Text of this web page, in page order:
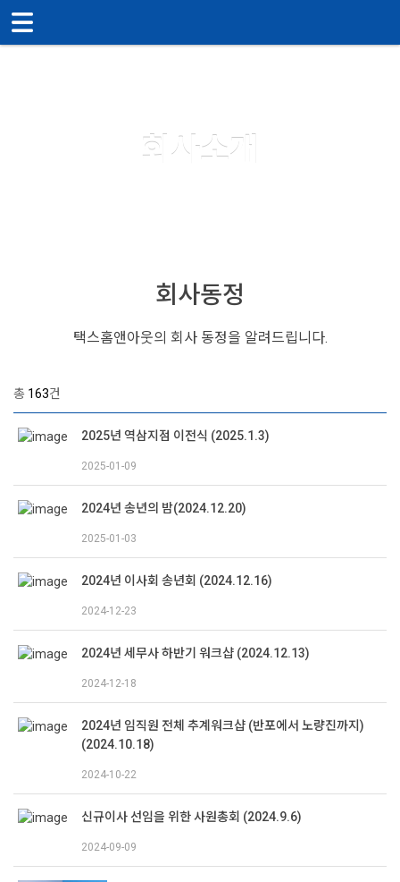
회사소개
회사동정
택스홈앤아웃의 회사 동정을 알려드립니다.
총 163건
2025년 역삼지점 이전식 (2025.1.3)
2025-01-09
2024년 송년의 밤(2024.12.20)
2025-01-03
2024년 이사회 송년회 (2024.12.16)
2024-12-23
2024년 세무사 하반기 워크샵 (2024.12.13)
2024-12-18
2024년 임직원 전체 추계워크샵 (반포에서 노량진까지)
(2024.10.18)
2024-10-22
신규이사 선임을 위한 사원총회 (2024.9.6)
2024-09-09